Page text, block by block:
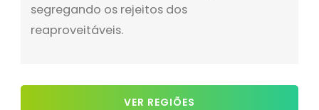
segregando os rejeitos dos
reaproveitáveis.
VER REGIÕES